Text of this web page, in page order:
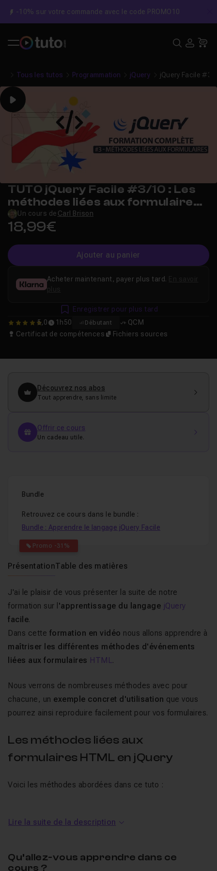
-10% sur votre commande avec le code PROMO10
Tous les tutos Programmation jQuery jQuery Facile #3/
Play
TUTO jQuery Facile #3/10 : Les
méthodes liées aux formulaires
HTML
Un cours de Carl Brison
18,99€
Ajouter au panier
5 5,0 1h50 Débutant
QCM
Certificat de compétences
Fichiers sources
Acheter maintenant, payer plus tard.
plus
Enregistrer pour plus tard
Découvrez nos abos
Tout apprendre, sans limite
Offrir ce cours
Un cadeau utile.
Bundle
Retrouvez ce cours dans le bundle :
Promo -31%
Bundle : Apprendre le langage jQuery Facile
PrésentationTable des matières
J'ai le plaisir de vous présenter la suite de notre
formation sur l 'apprentissage du langage jQuery
facile.
Dans cette formation en vidéo nous allons apprendre à
maîtriser les différentes méthodes d'événements
liées aux formulaires HTML.
Nous verrons de nombreuses méthodes avec pour
chacune, un exemple concret d'utilisation que vous
pourrez ainsi reproduire facilement pour vos formulaires.
Les méthodes liées aux
formulaires HTML en jQuery
Voici les méthodes abordées dans ce tuto :
actions lorsque l'utilisateur appuie sur une touche du
entrés par l'utilisateur.
Lire la suite de la description
Qu’allez-vous apprendre dans ce
cours ?